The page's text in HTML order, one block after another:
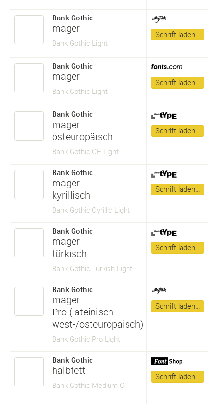
Bank Gothic
mager
Bank Gothic Light
Schrift laden…
Bank Gothic
mager
Bank Gothic Light
Schrift laden…
Bank Gothic
mager
osteuropäisch
Bank Gothic CE Light
Schrift laden…
Bank Gothic
mager
kyrillisch
Bank Gothic Cyrillic Light
Schrift laden…
Bank Gothic
mager
türkisch
Bank Gothic Turkish Light
Schrift laden…
Bank Gothic
mager
Pro (lateinisch
west-/osteuropäisch)
Bank Gothic Pro Light
Schrift laden…
Bank Gothic
halbfett
Bank Gothic Medium OT
Schrift laden…